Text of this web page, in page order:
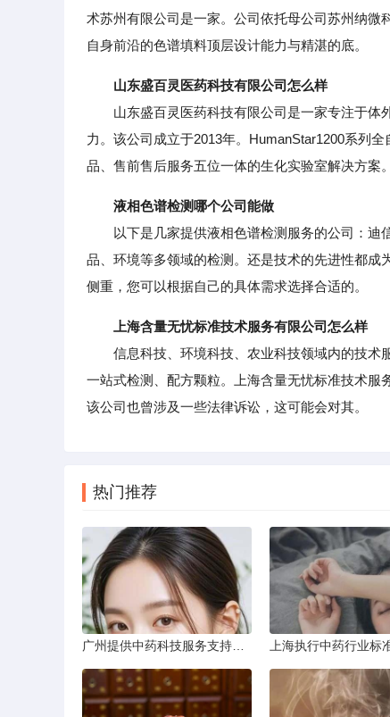
术苏州有限公司是一家。公司依托母公司苏州纳
自身前沿的色谱填料顶层设计能力与精湛的底。
山东盛百灵医药科技有限公司怎么样
山东盛百灵医药科技有限公司是一家专注于体
力。该公司成立于2013年。HumanStar1200系列
品、售前售后服务五位一体的生化实验室解决方案。
液相色谱检测哪个公司能做
以下是几家提供液相色谱检测服务的公司：迪
品、环境等多领域的检测。还是技术的先进性都
侧重，您可以根据自己的具体需求选择合适的。
上海含量无忧标准技术服务有限公司怎么样
信息科技、环境科技、农业科技领域内的技术
一站式检测、配方颗粒。上海含量无忧标准技术服
该公司也曾涉及一些法律诉讼，这可能会对其。
热门推荐